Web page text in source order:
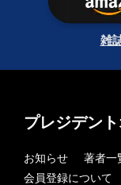
雑
プレジデン
お知らせ 著者一
会員登録について